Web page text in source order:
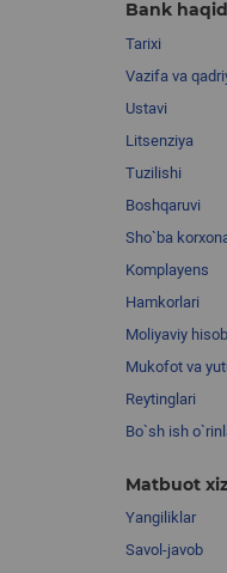
Bank
Tarixi
Vazifa va
Ustavi
Litsenziya
Tuzilishi
Boshqaruvi
Sho`ba
Komplayens
Hamkorlari
Moliyaviy
Mukofot va
Reytinglari
Bo`sh ish
Matbuot
Yangiliklar
Savol-javob